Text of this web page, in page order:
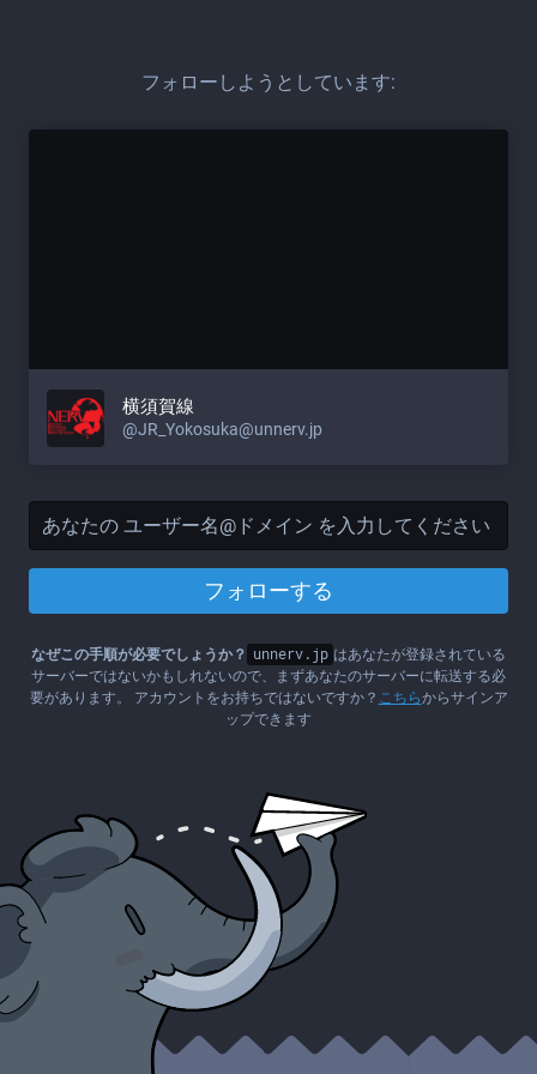
フォローしようとしています:
横須賀線
@JR_Yokosuka@unnerv.jp
フォローする
なぜこの手順が必要でしょうか？ unnerv.jp はあなたが登録されている
サーバーではないかもしれないので、まずあなたのサーバーに転送する必
要があります。 アカウントをお持ちではないですか？ こちらからサインア
ップできます